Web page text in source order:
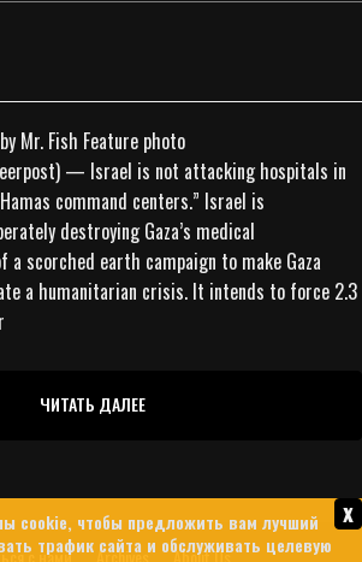
— Israel is not attacking hospitals in
command centers.” Israel is
destroying Gaza’s medical
scorched earth campaign to make Gaza
a humanitarian crisis. It intends to force 2.3
ЧИТАТЬ ДАЛЕЕ
с нами Archives About Us
x
cookie, чтобы предложить вам лучший
трафик сайта и обслуживать целевую